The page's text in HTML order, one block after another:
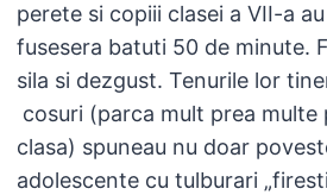
perete si copiii clasei a VII-a
fusesera batuti 50 de minute.
sila si dezgust. Tenurile lor
cosuri (parca mult prea multe
clasa) spuneau nu doar
adolescente cu tulburari